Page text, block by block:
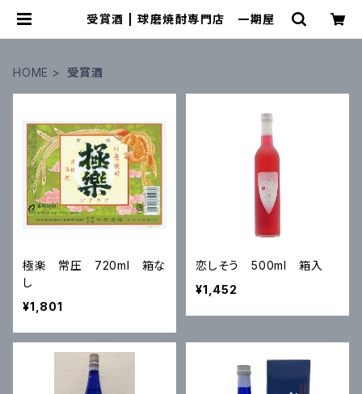
受賞酒 | 球磨焼酎専門店 一期屋
HOME 受賞酒
極楽 常圧 720ml 箱な
し
¥1,801
恋しそう 500ml 箱入
¥1,452